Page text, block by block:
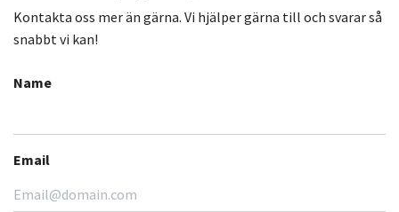
Kontakta oss mer än gärna. Vi hjälper gärna till och svarar så
snabbt vi kan!
Name
Email